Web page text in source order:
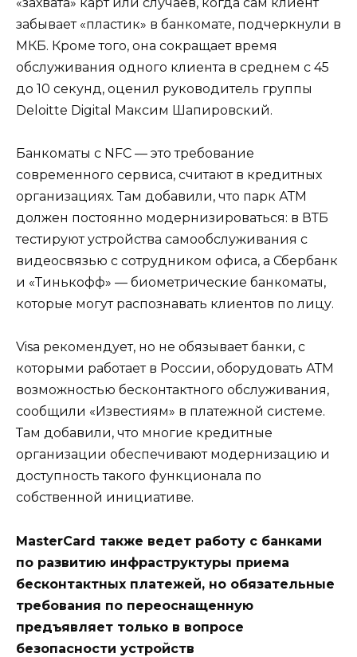
забывает «пластик» в банкомате, подчеркнули в
МКБ. Кроме того, она сокращает время
обслуживания одного клиента в среднем с 45
до 10 секунд, оценил руководитель группы
Deloitte Digital Максим Шапировский.
Банкоматы с NFC — это требование
современного сервиса, считают в кредитных
организациях. Там добавили, что парк АТМ
должен постоянно модернизироваться: в ВТБ
тестируют устройства самообслуживания с
видеосвязью с сотрудником офиса, а Сбербанк
и «Тинькофф» — биометрические банкоматы,
которые могут распознавать клиентов по лицу.
Visa рекомендует, но не обязывает банки, с
которыми работает в России, оборудовать АТМ
возможностью бесконтактного обслуживания,
сообщили «Известиям» в платежной системе.
Там добавили, что многие кредитные
организации обеспечивают модернизацию и
доступность такого функционала по
собственной инициативе.
MasterCard также ведет работу с банками
по развитию инфраструктуры приема
бесконтактных платежей, но обязательные
требования по переоснащенную
предъявляет только в вопросе
безопасности устройств